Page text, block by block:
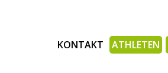
KONTAKT ATHLETEN